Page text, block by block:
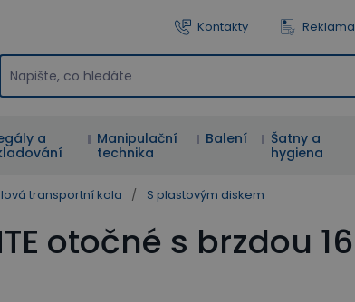
Kontakty
a
Manipulační
technika
Balení
Šatny a
hygiena
transportní kola / S plastovým diskem
otočné s brzdou